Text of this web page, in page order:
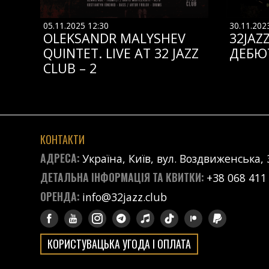
05.11.2025 12:30
OLEKSANDR MALYSHEV
QUINTET. LIVE AT 32 JAZZ
CLUB – 2
КОНТАКТИ
АДРЕСА:Україна, Київ, вул. Воздвиженська,
ДЕТАЛЬНА ІНФОРМАЦІЯ ТА КВИТКИ: +38 068
ОРЕНДА: info@32jazz.club
КОРИСТУВАЦЬКА УГОДА І ОПЛАТА